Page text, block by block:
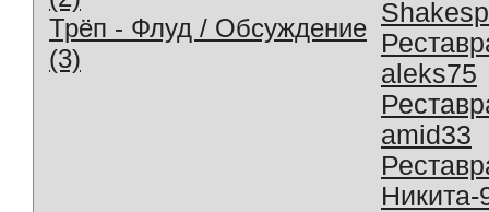
Трёп - Флуд / Обсуждение
(3)
aleks75
amid33
Никита-